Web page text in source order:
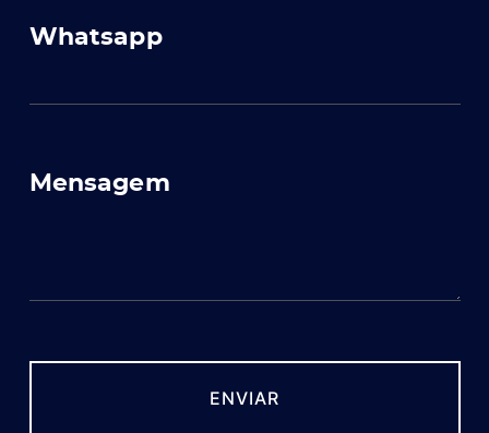
Whatsapp
Mensagem